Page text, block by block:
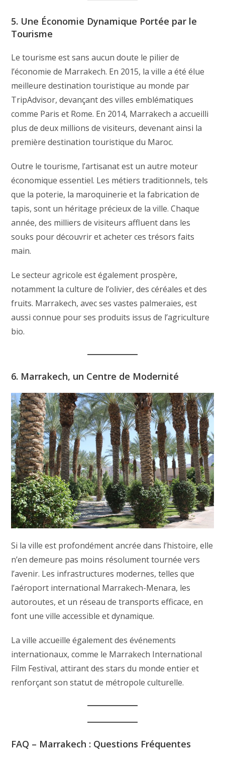
5. Une Économie Dynamique Portée par le
Tourisme
Le tourisme est sans aucun doute le pilier de
l’économie de Marrakech. En 2015, la ville a été élue
meilleure destination touristique au monde par
TripAdvisor, devançant des villes emblématiques
comme Paris et Rome. En 2014, Marrakech a accueilli
plus de deux millions de visiteurs, devenant ainsi la
première destination touristique du Maroc.
Outre le tourisme, l’artisanat est un autre moteur
économique essentiel. Les métiers traditionnels, tels
que la poterie, la maroquinerie et la fabrication de
tapis, sont un héritage précieux de la ville. Chaque
année, des milliers de visiteurs affluent dans les
souks pour découvrir et acheter ces trésors faits
main.
Le secteur agricole est également prospère,
notamment la culture de l’olivier, des céréales et des
fruits. Marrakech, avec ses vastes palmeraies, est
aussi connue pour ses produits issus de l’agriculture
bio.
6. Marrakech, un Centre de Modernité
Si la ville est profondément ancrée dans l’histoire, elle
n’en demeure pas moins résolument tournée vers
l’avenir. Les infrastructures modernes, telles que
l’aéroport international Marrakech-Menara, les
autoroutes, et un réseau de transports efficace, en
font une ville accessible et dynamique.
La ville accueille également des événements
internationaux, comme le Marrakech International
Film Festival, attirant des stars du monde entier et
renforçant son statut de métropole culturelle.
FAQ – Marrakech : Questions Fréquentes